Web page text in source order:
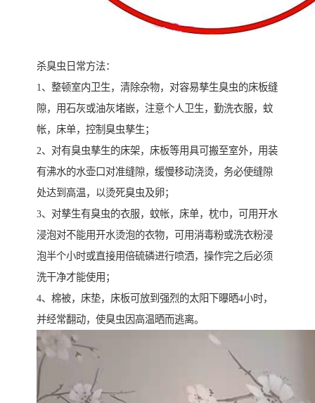
杀臭虫日常方法：
1、整顿室内卫生，清除杂物，对容易孳生臭虫的床板缝
隙，用石灰或油灰堵嵌，注意个人卫生，勤洗衣服，蚊
帐，床单，控制臭虫孳生；
2、对有臭虫孳生的床架，床板等用具可搬至室外，用装
有沸水的水壶口对准缝隙，缓慢移动浇烫，务必使缝隙
处达到高温，以烫死臭虫及卵；
3、对孳生有臭虫的衣服，蚊帐，床单，枕巾，可用开水
浸泡对不能用开水烫泡的衣物，可用消毒粉或洗衣粉浸
泡半个小时或直接用倍硫磷进行喷洒，操作完之后必须
洗干净才能使用；
4、棉被，床垫，床板可放到强烈的太阳下曝晒4小时，
并经常翻动，使臭虫因高温晒而逃离。